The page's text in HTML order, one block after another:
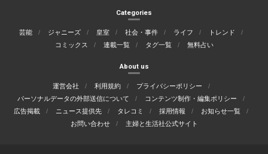
Categories
芸能 ジャニーズ 皇室 社会・事件 ライフ
トレンド
コミックス
連載一覧 タグ一覧 無料占い
About us
運営会社 利用規約
プライバシーポリシー
パーソナルデータの外部送信について
コンテンツ制作・編集ポリシー
広告掲載
ニュース提供先 タレコミ 採用情報
お知らせ一覧
お問い合わせ
主婦と生活社公式サイト